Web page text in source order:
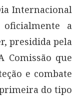
Internacional
a
presidida pela
Comissão que
e combate
do tipo